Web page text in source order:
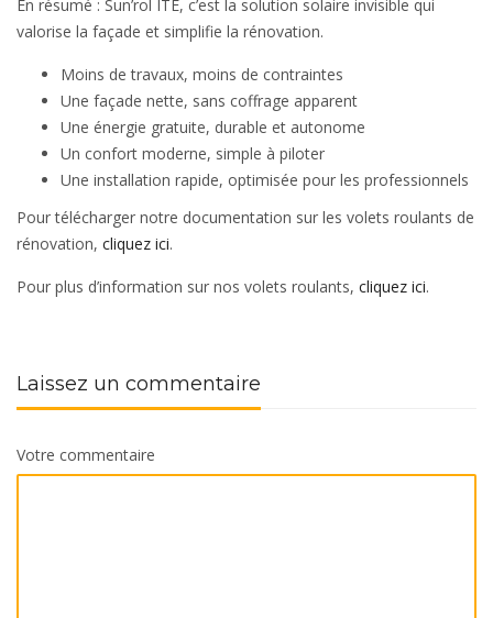
En résumé : Sun’rol ITE, c’est la solution solaire invisible qui
valorise la façade et simplifie la rénovation.
Moins de travaux, moins de contraintes
Une façade nette, sans coffrage apparent
Une énergie gratuite, durable et autonome
Un confort moderne, simple à piloter
Une installation rapide, optimisée pour les professionnels
Pour télécharger notre documentation sur les volets roulants de
rénovation, cliquez ici.
Pour plus d’information sur nos volets roulants, cliquez ici.
Laissez un commentaire
Votre commentaire